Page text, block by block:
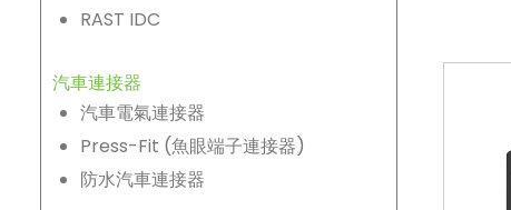
RAST IDC
汽車連接器
汽車電氣連接器
Press-Fit (魚眼端子連接器)
防水汽車連接器